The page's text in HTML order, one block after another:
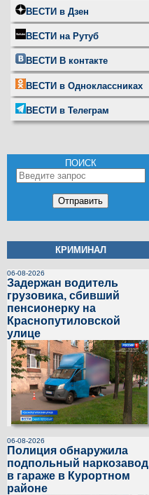
ВЕСТИ в Дзен
ВЕСТИ на Рутуб
ВЕСТИ В контакте
ВЕСТИ в Одноклассниках
ВЕСТИ в Телеграм
ПОИСК
КРИМИНАЛ
06-08-2026
Задержан водитель
грузовика, сбивший
пенсионерку на
Краснопутиловской
улице
06-08-2026
Полиция обнаружила
подпольный наркозавод
в гараже в Курортном
районе